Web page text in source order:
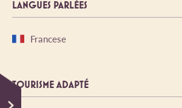
LANGUES PARLÉES
Francese
TOURISME ADAPTÉ